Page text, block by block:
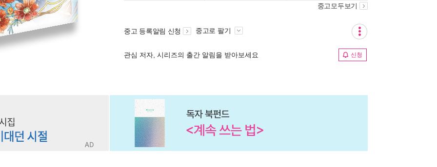
중고모두보기
중고 등록알림 신청 중고로 팔기
관심 저자, 시리즈의 출간 알림을 받아보세요 신청